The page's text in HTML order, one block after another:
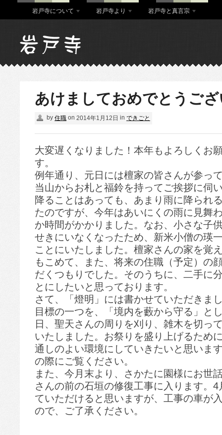
岩戸寺について 岩戸寺より 岩戸寺と真言宗
あけましておめでとうご
by 住職 on 2014年1月12日 in できごと
大変遅くなりました！本年もよろしくお
す。
例年通り、元日には檀家の皆さんが参っ
当山からお札と福鈴を持ってご挨拶に伺
降ることはあっても、あまり雨に降られ
たのですが、今年はあいにくの雨に見舞
か時間がかかりました。なお、小さな子
せきにいなくなったため、新米小僧の瑛
ことにいたしました。檀家さんの家を覚
もこめて、また、将来の住職（予定）の
だくつもりでした。そのうちに、二手に
とにしたいと思っております。
さて、「燈明」には書かせていただきま
目標の一つを、「境内を藪から守る」と
日、聖天さんの周りを刈り、雑木を切っ
いたしました。お祭りを盛り上げるため
通しのよい環境にしていきたいと思いま
の際にご覧ください。
また、今月末より、さかたに園様にお世
さんの前の石垣の修復工事に入ります。
ていただけると思いますが、工事の車が
ので、ご了承ください。